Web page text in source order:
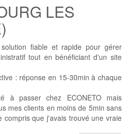
LES
fiable et rapide pour gérer
tout en bénéficiant d'un site
: réponse en 15-30min à chaque
à passer chez ECONETO mais
mes clients en moins de 5min sans
compris que j'avais trouvé une vraie